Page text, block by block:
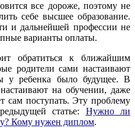
все дороже, поэтому не
себе высшее образование.
и дальнейшей профессии не
варианты оплаты.
обратиться к ближайшим
родители сами настаивают
у ребенка было будущее. В
на обучении, даже
сам поступать. Эту проблему
статье: Нужно ли
Кому нужен диплом.